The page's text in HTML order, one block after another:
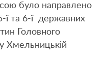
було направлено
ї та 6-ї державних
Головного
Хмельницькій